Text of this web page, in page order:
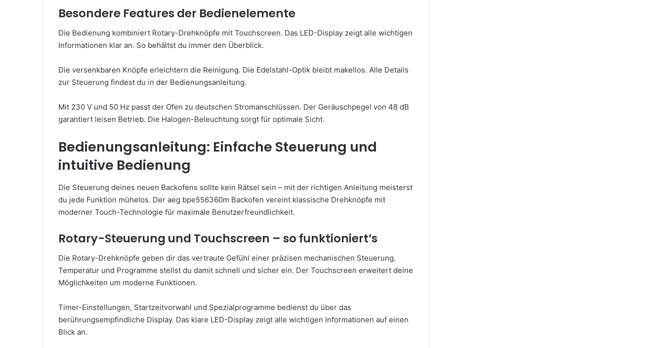
Besondere Features der Bedienelemente
Die Bedienung kombiniert Rotary-Drehknöpfe mit Touchscreen. Das LED-Display zeigt alle wichtigen
Informationen klar an. So behältst du immer den Überblick.
Die versenkbaren Knöpfe erleichtern die Reinigung. Die Edelstahl-Optik bleibt makellos. Alle Details
zur Steuerung findest du in der Bedienungsanleitung.
Mit 230 V und 50 Hz passt der Ofen zu deutschen Stromanschlüssen. Der Geräuschpegel von 48 dB
garantiert leisen Betrieb. Die Halogen-Beleuchtung sorgt für optimale Sicht.
Bedienungsanleitung: Einfache Steuerung und
intuitive Bedienung
Die Steuerung deines neuen Backofens sollte kein Rätsel sein – mit der richtigen Anleitung meisterst
du jede Funktion mühelos. Der aeg bpe556360m Backofen vereint klassische Drehknöpfe mit
moderner Touch-Technologie für maximale Benutzerfreundlichkeit.
Rotary-Steuerung und Touchscreen – so funktioniert’s
Die Rotary-Drehknöpfe geben dir das vertraute Gefühl einer präzisen mechanischen Steuerung.
Temperatur und Programme stellst du damit schnell und sicher ein. Der Touchscreen erweitert deine
Möglichkeiten um moderne Funktionen.
Timer-Einstellungen, Startzeitvorwahl und Spezialprogramme bedienst du über das
berührungsempfindliche Display. Das klare LED-Display zeigt alle wichtigen Informationen auf einen
Blick an.